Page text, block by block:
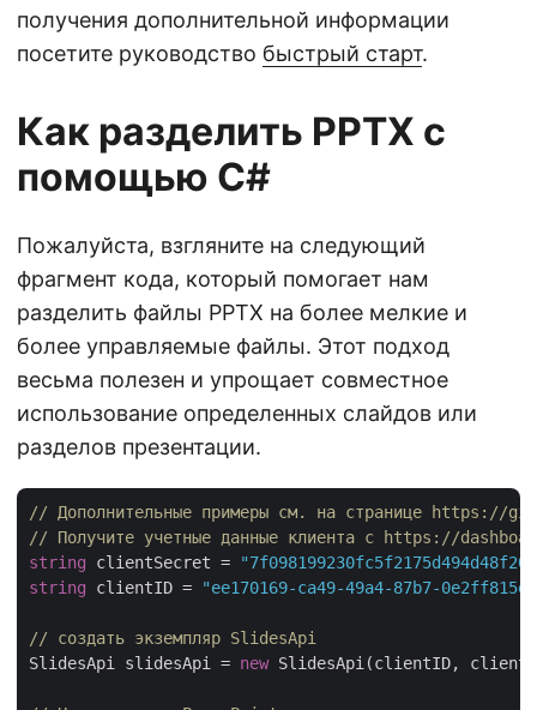
получения дополнительной информации
посетите руководство быстрый старт.
Как разделить PPTX с
помощью C#
Пожалуйста, взгляните на следующий
фрагмент кода, который помогает нам
разделить файлы PPTX на более мелкие и
более управляемые файлы. Этот подход
весьма полезен и упрощает совместное
использование определенных слайдов или
разделов презентации.
// Дополнительные примеры см. на странице https://
// Получите учетные данные клиента с https://
string clientSecret =
string clientID = "ee170169-ca49-49a4-87b7-
// создать экземпляр SlidesApi
SlidesApi slidesApi = new SlidesApi(clientID,